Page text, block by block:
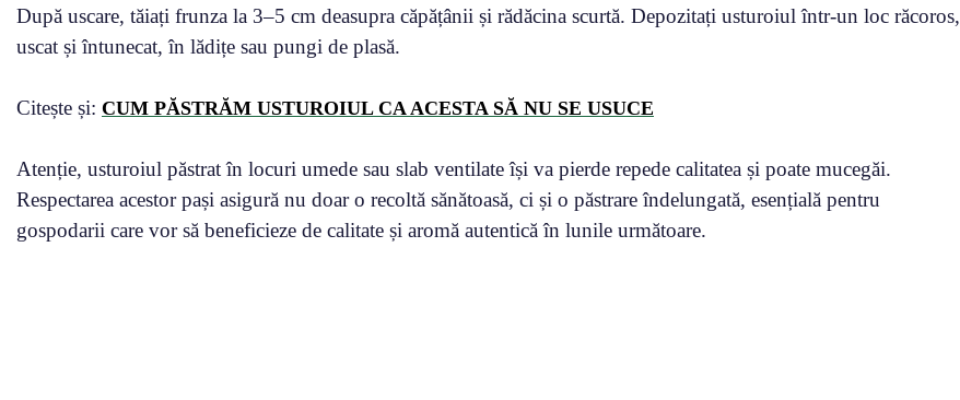
După uscare, tăiați frunza la 3–5 cm deasupra căpățânii și rădăcina scurtă. Depozitați usturoiul într-un loc răcoros,
uscat și întunecat, în lădițe sau pungi de plasă.
Citește și: CUM PĂSTRĂM USTUROIUL CA ACESTA SĂ NU SE USUCE
Atenție, usturoiul păstrat în locuri umede sau slab ventilate își va pierde repede calitatea și poate mucegăi.
Respectarea acestor pași asigură nu doar o recoltă sănătoasă, ci și o păstrare îndelungată, esențială pentru
gospodarii care vor să beneficieze de calitate și aromă autentică în lunile următoare.